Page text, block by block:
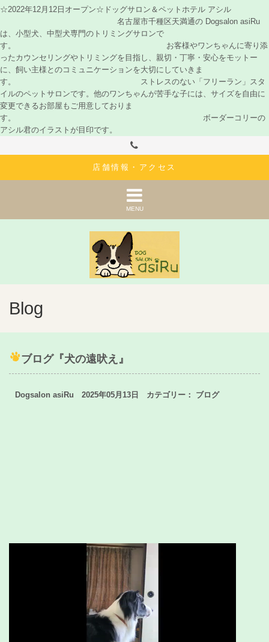
☆2022年12月12日オープン☆ドッグサロン＆ペットホテル アシル
名古屋市千種区天満通の Dogsalon asiRu
は、小型犬、中型犬専門のトリミングサロンで
す。 お客様やワンちゃんに寄り添
ったカウンセリングやトリミングを目指し、親切・丁寧・安心をモットー
に、飼い主様とのコミュニケーションを大切にしていきま
す。 ストレスのない「フリーラン」スタ
イルのペットサロンです。他のワンちゃんが苦手な子には、サイズを自由に
変更できるお部屋もご用意しておりま
す。 ボーダーコリーの
アシル君のイラストが目印です。
店舗情報・アクセス
MENU
Blog
ブログ『犬の遠吠え』
Dogsalon asiRu 2025年05月13日 カテゴリー： ブログ